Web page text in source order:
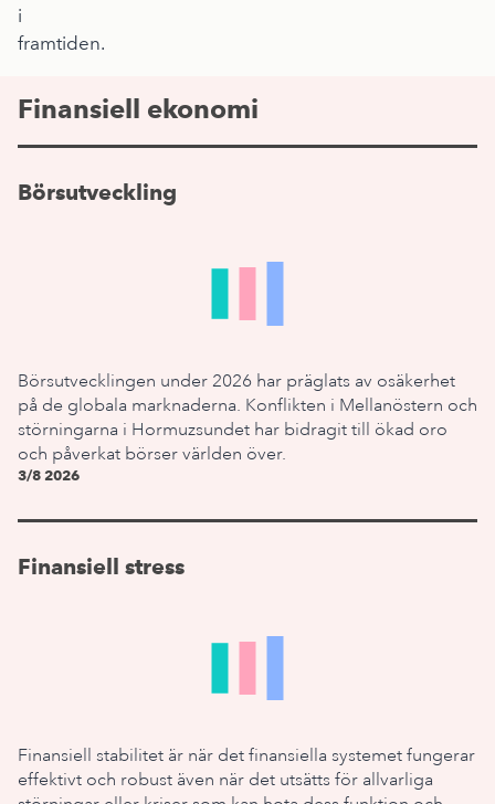
i
framtiden.
Finansiell ekonomi
Börsutveckling
Börsutvecklingen under 2026 har präglats av osäkerhet
på de globala marknaderna. Konflikten i Mellanöstern och
störningarna i Hormuzsundet har bidragit till ökad oro
och påverkat börser världen över.
3/8 2026
Finansiell stress
Finansiell stabilitet är när det finansiella systemet fungerar
effektivt och robust även när det utsätts för allvarliga